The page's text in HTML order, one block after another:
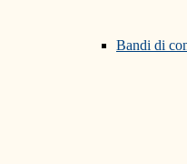
Bandi di